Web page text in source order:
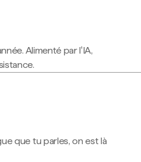
Alimenté par l'IA,
que tu parles, on est là